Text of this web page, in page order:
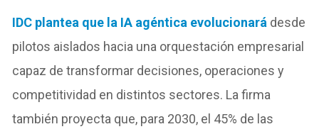
IDC plantea que la IA agéntica evolucionará desde
pilotos aislados hacia una orquestación empresarial
capaz de transformar decisiones, operaciones y
competitividad en distintos sectores. La firma
también proyecta que, para 2030, el 45% de las